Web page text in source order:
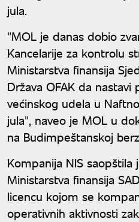
jula.
"MOL je danas dobio
Kancelarije za kontrolu
Ministarstva finansija
Država OFAK da
većinskog udela u
jula", naveo je MOL u
na Budimpeštanskoj
Kompanija NIS
Ministarstva finansija
licencu kojom se
operativnih aktivnosti